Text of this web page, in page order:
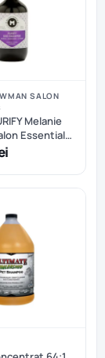
SALON
Melanie
Essentials